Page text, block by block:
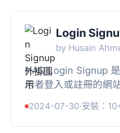
Login
by Husain
HAQ Login Signup
用者登入或註冊的網
HAQ Login Signup
的 HAQ Log...
2024-07-30·安裝：